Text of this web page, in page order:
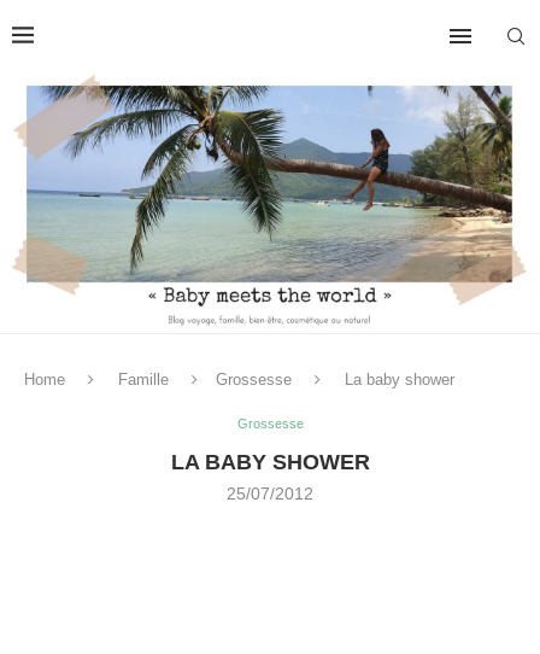
Home Famille Grossesse La baby shower
Grossesse
LA BABY SHOWER
25/07/2012